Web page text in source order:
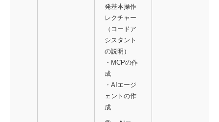
発基本操作
レクチャー
（コードア
シスタント
の説明）
・MCPの作
成
・AIエージ
ェントの作
成